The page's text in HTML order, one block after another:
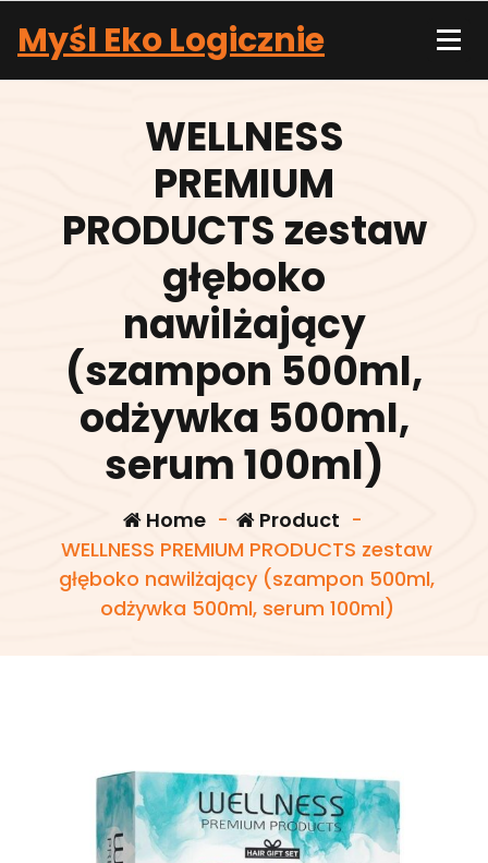
content
Myśl Eko Logicznie
WELLNESS
PREMIUM
PRODUCTS zestaw
głęboko
nawilżający
(szampon 500ml,
odżywka 500ml,
serum 100ml)
Home- Product -
WELLNESS PREMIUM PRODUCTS zestaw
głęboko nawilżający (szampon 500ml,
odżywka 500ml, serum 100ml)